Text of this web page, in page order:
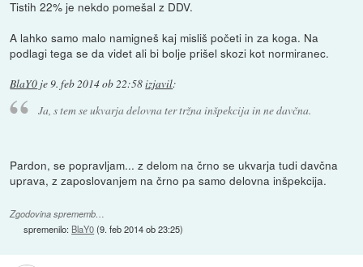
Tistih 22% je nekdo pomešal z DDV.
A lahko samo malo namigneš kaj misliš početi in za koga. Na
podlagi tega se da videt ali bi bolje prišel skozi kot normiranec.
BlaY0 je9. feb 2014 ob 22:58izjavil:
Ja, s tem se ukvarja delovna ter tržna inšpekcija in ne davčna.
Pardon, se popravljam... z delom na črno se ukvarja tudi davčna
uprava, z zaposlovanjem na črno pa samo delovna inšpekcija.
Zgodovina sprememb…
spremenilo: BlaY0(9. feb 2014 ob 23:25)